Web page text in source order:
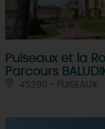
Puiseaux et la
Parcours
45390 - PUISEAUX